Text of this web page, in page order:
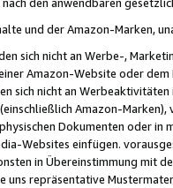
und der Amazon-Marken,
sich nicht an Werbe-,
Amazon-Website oder
sich nicht an
Amazon-
Dokumenten oder in
Websites einfügen.
in Übereinstimmung mit
uns repräsentative